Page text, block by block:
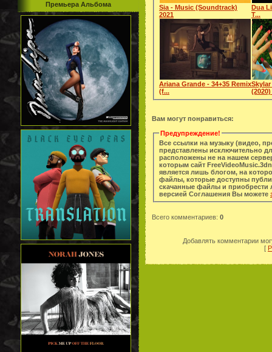
Премьера Альбома
Sia - Music (Soundtrack)
2021
Dua
T...
Ariana Grande - 34+35 Remix
(f...
(2020)
Вам могут понравиться:
Предупреждение!
Все ссылки на музыку (видео,
представлены исключительно
расположены не на нашем
которым сайт
является лишь блогом, на
файлы, которые доступны
скачанные файлы и приобрести легальную
версией Соглашения Вы можете
Всего комментариев: 0
Добавлять комментарии
[